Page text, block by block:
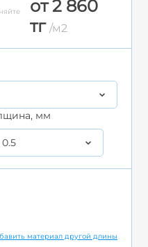
от 2 860
тг/м2
мм
0.5
материал другой длины